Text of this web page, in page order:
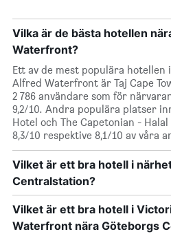
Vilka är de bästa hotellen
Waterfront?
Ett av de mest populära hotellen
Alfred Waterfront är Taj Cape
2 786 användare som för
9,2/10. Andra populära platser
Hotel och The Capetonian -
8,3/10 respektive 8,1/10 av våra
Vilket är ett bra hotell i
Centralstation?
Vilket är ett bra hotell i
Waterfront nära Göteborgs